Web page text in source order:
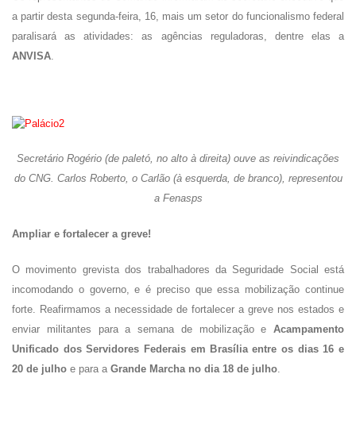
a partir desta segunda-feira, 16, mais um setor do funcionalismo federal
paralisará as atividades: as agências reguladoras, dentre elas a
ANVISA.
Secretário Rogério (de paletó, no alto à direita) ouve as reivindicações
do CNG. Carlos Roberto, o Carlão (à esquerda, de branco), representou
a Fenasps
Ampliar e fortalecer a greve!
O movimento grevista dos trabalhadores da Seguridade Social está
incomodando o governo, e é preciso que essa mobilização continue
forte. Reafirmamos a necessidade de fortalecer a greve nos estados e
enviar militantes para a semana de mobilização e Acampamento
Unificado dos Servidores Federais em Brasília entre os dias 16 e
20 de julho e para a Grande Marcha no dia 18 de julho.